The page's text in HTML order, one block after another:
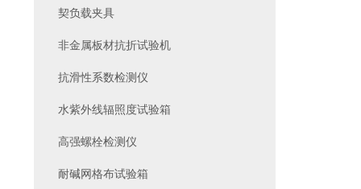
契负载夹具
非金属板材抗折试验机
抗滑性系数检测仪
水紫外线辐照度试验箱
高强螺栓检测仪
耐碱网格布试验箱